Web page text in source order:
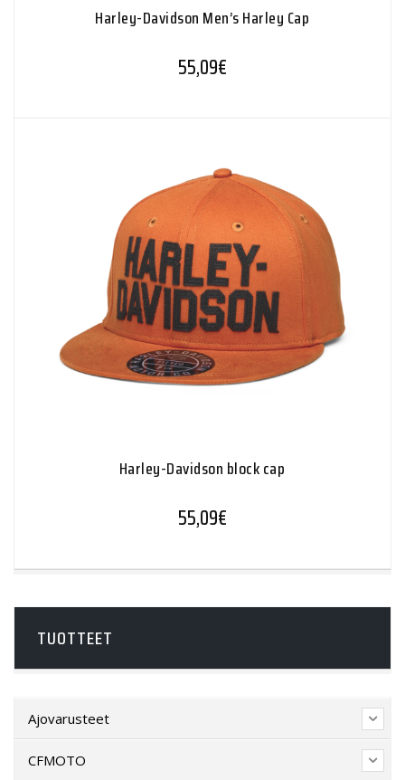
Harley-Davidson Men’s Harley Cap
55,09€
Harley-Davidson block cap
55,09€
TUOTTEET
Ajovarusteet
CFMOTO